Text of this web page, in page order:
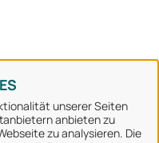
unserer Seiten
anbieten zu
zu analysieren. Die